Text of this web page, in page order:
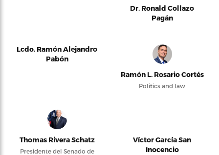
Dr. Ronald Collazo
Pagán
Lcdo. Ramón Alejandro
Pabón
Ramón L. Rosario Cortés
Politics and law
Thomas Rivera Schatz
Presidente del Senado de
Víctor García San
Inocencio